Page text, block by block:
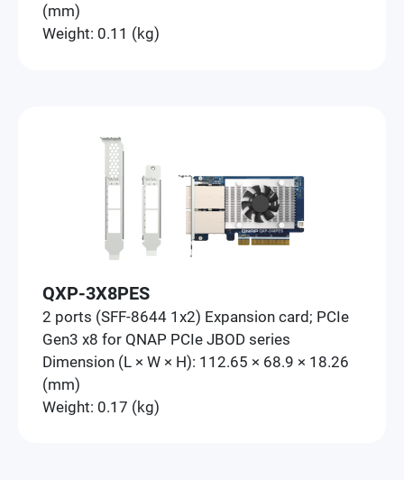
(mm)
Weight: 0.11 (kg)
QXP-3X8PES
2 ports (SFF-8644 1x2) Expansion card; PCIe
Gen3 x8 for QNAP PCIe JBOD series
Dimension (L × W × H): 112.65 × 68.9 × 18.26
(mm)
Weight: 0.17 (kg)